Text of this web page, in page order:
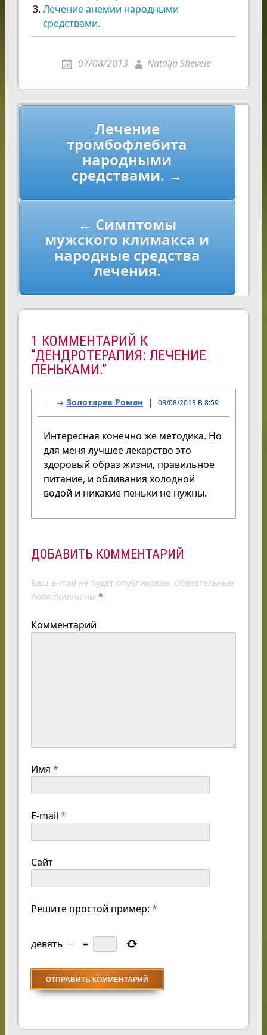
Лечение анемии народными
средствами.
07/08/2013 Natalja Shevele
Навигация
Лечение
тромбофлебита
народными
средствами. →
← Симптомы
мужского климакса и
народные средства
лечения.
1 КОММЕНТАРИЙ К
“ДЕНДРОТЕРАПИЯ: ЛЕЧЕНИЕ
ПЕНЬКАМИ.”
Золотарев Роман 08/08/2013 В 8:59
Интересная конечно же методика. Но
для меня лучшее лекарство это
здоровый образ жизни, правильное
питание, и обливания холодной
водой и никакие пеньки не нужны.
ДОБАВИТЬ КОММЕНТАРИЙ
Ваш e-mail не будет опубликован. Обязательные
поля помечены *
Комментарий
Имя *
E-mail *
Сайт
Решите простой пример: *
девять − =